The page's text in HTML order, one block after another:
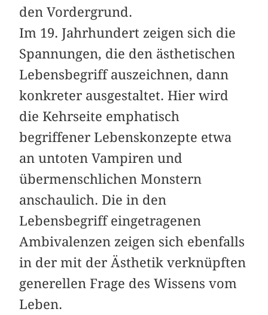
den Vordergrund.
Im 19. Jahrhundert zeigen sich die
Spannungen, die den ästhetischen
Lebensbegriff auszeichnen, dann
konkreter ausgestaltet. Hier wird
die Kehrseite emphatisch
begriffener Lebenskonzepte etwa
an untoten Vampiren und
übermenschlichen Monstern
anschaulich. Die in den
Lebensbegriff eingetragenen
Ambivalenzen zeigen sich ebenfalls
in der mit der Ästhetik verknüpften
generellen Frage des Wissens vom
Leben.